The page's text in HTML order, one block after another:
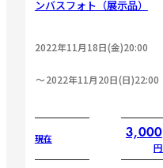
ンバスフォト（展示品）
2022年11月18日(金)20:00
2022年11月20日(日)22:00
現在 3,000
円